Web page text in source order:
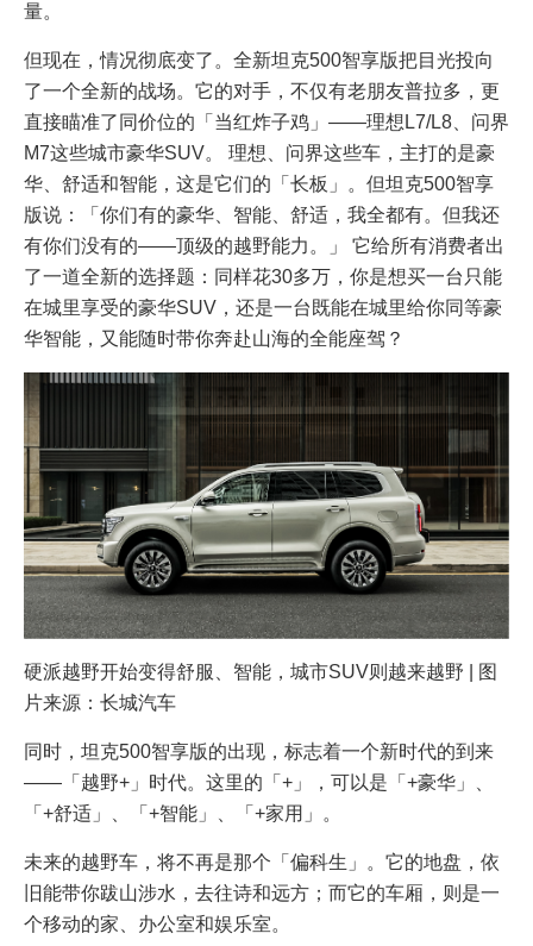
量。
但现在，情况彻底变了。全新坦克500智享版把目光投向
了一个全新的战场。它的对手，不仅有老朋友普拉多，更
直接瞄准了同价位的「当红炸子鸡」——理想L7/L8、问界
M7这些城市豪华SUV。 理想、问界这些车，主打的是豪
华、舒适和智能，这是它们的「长板」。但坦克500智享
版说：「你们有的豪华、智能、舒适，我全都有。但我还
有你们没有的——顶级的越野能力。」 它给所有消费者出
了一道全新的选择题：同样花30多万，你是想买一台只能
在城里享受的豪华SUV，还是一台既能在城里给你同等豪
华智能，又能随时带你奔赴山海的全能座驾？
硬派越野开始变得舒服、智能，城市SUV则越来越野 | 图
片来源：长城汽车
同时，坦克500智享版的出现，标志着一个新时代的到来
——「越野+」时代。这里的「+」，可以是「+豪华」、
「+舒适」、「+智能」、「+家用」。
未来的越野车，将不再是那个「偏科生」。它的地盘，依
旧能带你跋山涉水，去往诗和远方；而它的车厢，则是一
个移动的家、办公室和娱乐室。